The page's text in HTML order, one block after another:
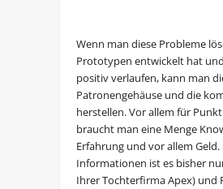
Wenn man diese Probleme
Prototypen entwickelt hat
positiv verlaufen, kann man
Patronengehäuse und die
herstellen. Vor allem für
braucht man eine Menge
Erfahrung und vor allem
Informationen ist es bisher
Ihrer Tochterfirma Apex) und